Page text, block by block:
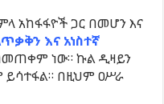
አከፋፋዮች ጋር በመሆን እና
እና አነስተኛ
ነው። ኩል ዲዛይን
በዚህም ዐሥራ